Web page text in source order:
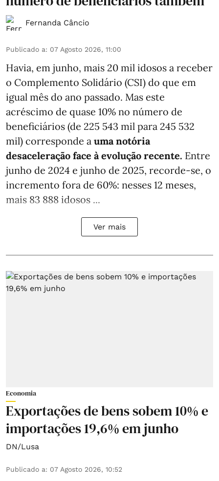
Fernanda Câncio
Publicado a: 07 Agosto 2026, 11:00
Havia, em junho, mais 20 mil idosos a receber
o Complemento Solidário (CSI) do que em
igual mês do ano passado. Mas este
acréscimo de quase 10% no número de
beneficiários (de 225 543 mil para 245 532
mil) corresponde a uma notória
desaceleração face à evolução recente. Entre
junho de 2024 e junho de 2025, recorde-se, o
incremento fora de 60%: nesses 12 meses,
mais 83 888 idosos ...
Ver mais
Economia
Exportações de bens sobem 10% e
importações 19,6% em junho
DN/Lusa
Publicado a: 07 Agosto 2026, 10:52